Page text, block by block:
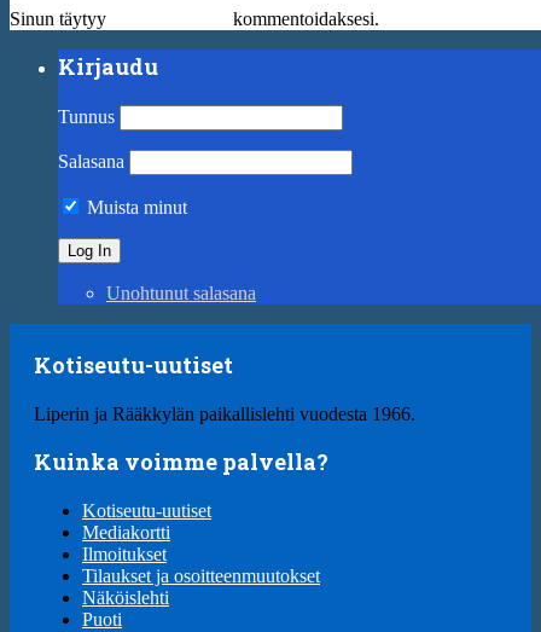
Sinun täytyy kommentoidaksesi.
Kirjaudu
Tunnus
Salasana
Muista minut
Unohtunut salasana
Kotiseutu-uutiset
Liperin ja Rääkkylän paikallislehti vuodesta 1966.
Kuinka voimme palvella?
Kotiseutu-uutiset
Mediakortti
Ilmoitukset
Tilaukset ja osoitteenmuutokset
Näköislehti
Puoti